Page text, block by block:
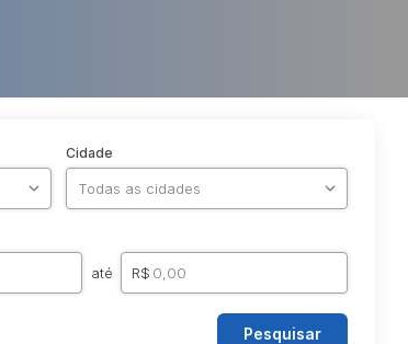
Cidade
até R$
Pesquisar